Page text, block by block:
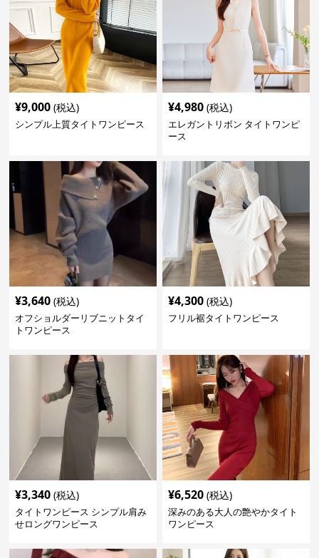
¥9,000 (税込)
シンプル上質タイトワンピース
¥4,980 (税込)
エレガントリボン タイトワンピ
ース
¥3,640 (税込)
オフショルダーリブニットタイ
トワンピース
¥4,300 (税込)
フリル裾タイトワンピース
¥3,340 (税込)
タイトワンピース シンプル肩み
せロングワンピース
¥6,520 (税込)
深みのある大人の艶やかタイト
ワンピース